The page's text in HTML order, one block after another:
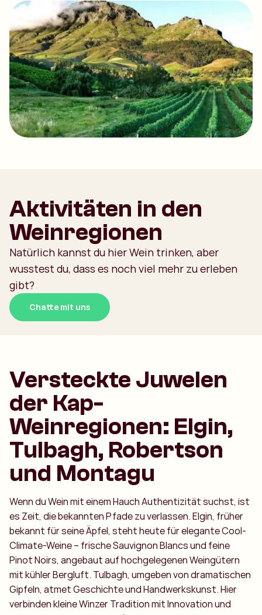
Aktivitäten in den
Weinregionen
Natürlich kannst du hier Wein trinken, aber
wusstest du, dass es noch viel mehr zu erleben
gibt?
Chatte mit uns
Versteckte Juwelen
der Kap-
Weinregionen: Elgin,
Tulbagh, Robertson
und Montagu
Wenn du Wein mit einem Hauch Authentizität suchst, ist
es Zeit, die bekannten Pfade zu verlassen. Elgin, früher
bekannt für seine Äpfel, steht heute für elegante Cool-
Climate-Weine – frische Sauvignon Blancs und feine
Pinot Noirs, angebaut auf hochgelegenen Weingütern
mit kühler Bergluft. Tulbagh, umgeben von dramatischen
Gipfeln, atmet Geschichte und Handwerkskunst. Hier
verbinden kleine Winzer Tradition mit Innovation und